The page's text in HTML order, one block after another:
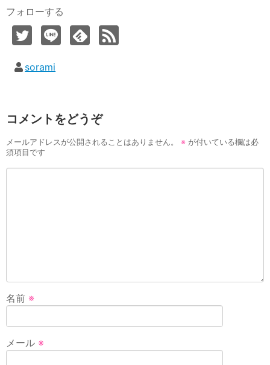
フォローする
sorami
コメントをどうぞ
メールアドレスが公開されることはありません。 ※ が付いている欄は必
須項目です
名前 ※
メール ※